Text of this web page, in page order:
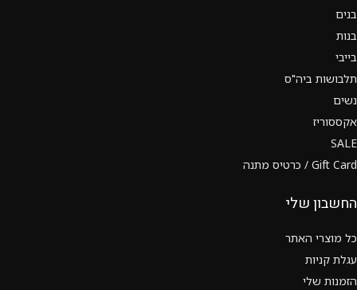
בנים
בנות
בייבי
תלבושות ביה"ס
נשים
אקססוריז
SALE
Gift Card / כרטיס מתנה
החשבון שלי
כל מוצרי האתר
עגלת קניות
הזמנות שלי